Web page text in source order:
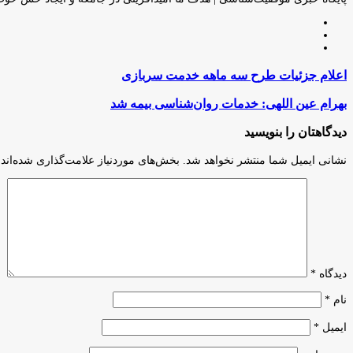
اعلام
جزئیات
طرح
سه
ماهه
خدمت
سربازی
اعلام جزئیات طرح سه ماهه خدمت سربازی
بهرام
اللهی:
روان‌شناسی
بهرام عین اللهی: خدمات روان‌شناسی بیمه شد
دیدگاهتان را بنویسید
نشانی ایمیل شما منتشر نخواهد شد. بخش‌های موردنیاز علامت‌گذاری
دیدگاه *
نام *
ایمیل *